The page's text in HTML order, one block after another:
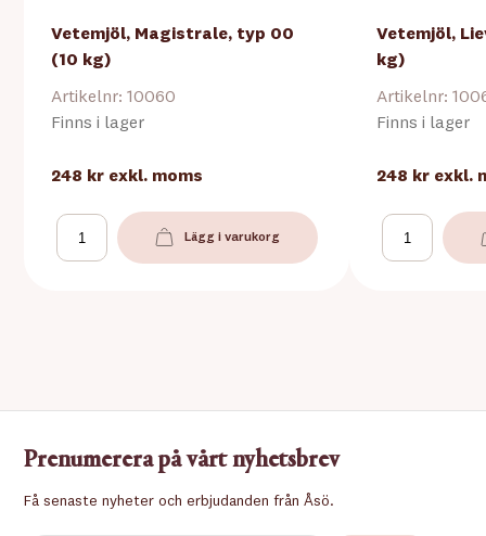
Vetemjöl, Magistrale, typ 00
(10 kg)
Artikelnr: 10060
Finns i lager
248 kr exkl. moms
Lägg i varukorg
Vetemjöl,
kg)
Artikelnr:
Finns i lager
248 kr exkl.
Prenumerera på vårt nyhetsbrev
Få senaste nyheter och erbjudanden från Åsö.